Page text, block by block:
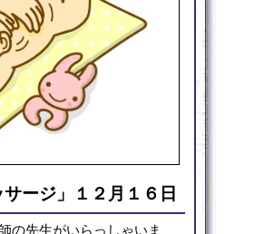
ージ」１２月１６日
の先生がいらっしゃいま